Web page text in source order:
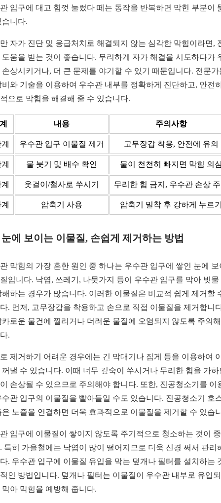
입구에 대고 힘껏 눌렀다 떼는 동작을 반복하면 막힌 부분이
습니다.
자가 진단 및 응급처치로 해결되지 않는 심각한 막힘이라면,
도움을 받는 것이 좋습니다. 무리하게 자가 해결을 시도하다가
손상시키거나, 더 큰 문제를 야기할 수 있기 때문입니다. 전문가
비와 기술을 이용하여 우수관 내부를 정확하게 진단하고, 안전
으로 막힘을 해결해 줄 수 있습니다.
내용 주의사항
우수관 입구 이물질 제거 고무장갑 착용, 안전에 유의
물 붓기 및 배수 확인 물이 천천히 빠지면 막힘 의
옷걸이/철사로 쑤시기 무리한 힘 금지, 우수관 손상
압축기 사용 압축기 밀착 후 강하게 누르
눈에 보이는 이물질, 손쉽게 제거하는 방법
막힘의 가장 흔한 원인 중 하나는 우수관 입구에 쌓인 눈에 보
입니다. 낙엽, 쓰레기, 나뭇가지 등이 우수관 입구를 막아 빗물
해하는 경우가 많습니다. 이러한 이물질은 비교적 쉽게 제거할
. 먼저, 고무장갑을 착용하고 손으로 직접 이물질을 제거합니
카로운 물건에 찔리거나 더러운 물질에 오염되지 않도록 주의
.
제거하기 어려운 경우에는 긴 막대기나 집게 등을 이용하여
꺼낼 수 있습니다. 이때 너무 깊숙이 쑤시거나 무리한 힘을 가하
손상될 수 있으므로 주의해야 합니다. 또한, 진공청소기를 이
수관 입구의 이물질을 빨아들일 수도 있습니다. 진공청소기 호
은 노즐을 연결하면 더욱 효과적으로 이물질을 제거할 수 있습
입구에 이물질이 쌓이지 않도록 주기적으로 청소하는 것이
특히 가을철에는 낙엽이 많이 떨어지므로 더욱 신경 써서 관리
. 우수관 입구에 이물질 유입을 막는 덮개나 필터를 설치하는
인 방법입니다. 덮개나 필터는 이물질이 우수관 내부로 유입
막아 막힘을 예방해 줍니다.